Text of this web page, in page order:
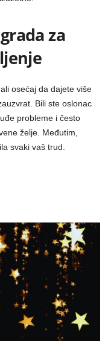
za
osećaj da dajete više
Bili ste oslonac
probleme i često
želje. Međutim,
svaki vaš trud.